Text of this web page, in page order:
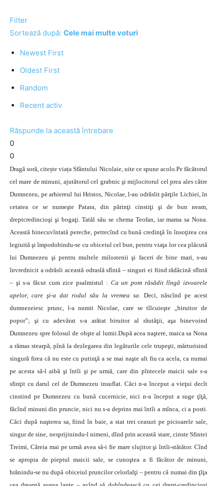
Filter
Sortează după: Cele mai multe voturi
Newest First
Oldest First
Random
Recent activ
Răspunde la această întrebare
0
0
Dragă soră, citește viața Sfântului Nicolaie, uite ce spune acolo.Pe făcătorul
cel mare de minuni, ajutătorul cel grabnic şi mijlocitorul cel prea ales către
Dumnezeu, pe arhiereul lui Hristos, Nicolae, l-au odrăslit părţile Lichiei, în
cetatea ce se numeşte Patara, din părinţi cinstiţi şi de bun neam,
dreptcredincioşi şi bogaţi. Tatăl său se chema Teofan, iar mama sa Nona.
Această binecuvîntată pereche, petrecînd cu bună credinţă în însoţirea cea
legiuită şi împodobindu-se cu obiceiul cel bun, pentru viaţa lor cea plăcută
lui Dumnezeu şi pentru multele milostenii şi faceri de bine mari, s-au
învrednicit a odrăsli această odraslă sfîntă – singuri ei fiind rădăcină sfîntă
– şi s-a făcut cum zice psalmistul : Ca un pom răsădit lîngă izvoarele
apelor, care şi-a dat rodul său la vremea sa. Deci, născînd pe acest
dumnezeiesc prunc, l-a numit Nicolae, care se tîlcuieşte „biruitor de
popor”; şi cu adevărat s-a arătat biruitor al răutăţii, aşa binevoind
Dumnezeu spre folosul de obşte al lumii.După acea naştere, maica sa Nona
a rămas stearpă, pînă la dezlegarea din legăturile cele trupeşti, mărturisind
singură firea că nu este cu putinţă a se mai naşte alt fiu ca acela, ca numai
pe acesta să-l aibă şi întîi şi pe urmă, care din pîntecele maicii sale s-a
sfinţit cu darul cel de Dumnezeu insuflat. Căci n-a început a vieţui decît
cinstind pe Dumnezeu cu bună cucernicie, nici n-a început a suge ţîţă,
făcînd minuni din pruncie, nici nu s-a deprins mai întîi a mînca, ci a posti.
Căci după naşterea sa, fiind în baie, a stat trei ceasuri pe picioarele sale,
singur de sine, nesprijinindu-l nimeni, dînd prin această stare, cinste Sfintei
Treimi, Căreia mai pe urmă avea să-i fie mare slujitor şi întîi-stătător. Cînd
se apropia de pieptul maicii sale, se cunoştea a fi făcător de minuni,
hrănindu-se nu după obiceiul pruncilor celorlalţi – pentru că numai din ţîţa